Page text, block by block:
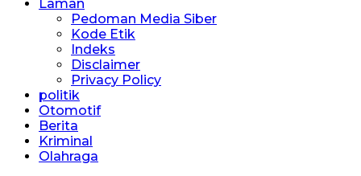
Laman
Pedoman Media Siber
Kode Etik
Indeks
Disclaimer
Privacy Policy
politik
Otomotif
Berita
Kriminal
Olahraga